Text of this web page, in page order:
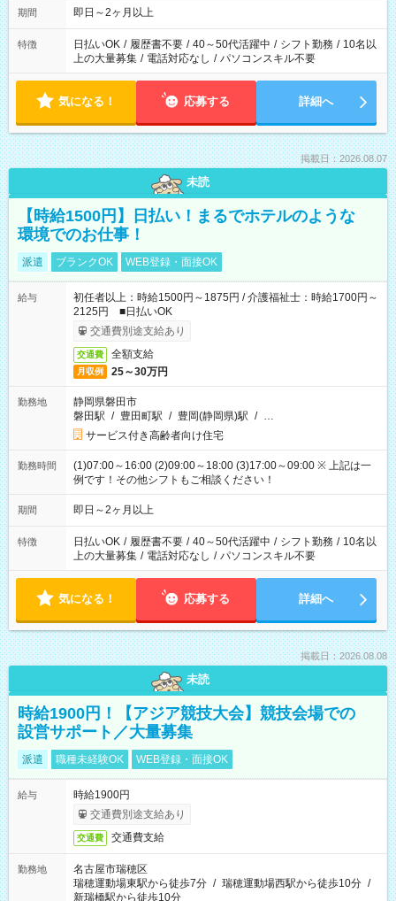
期間 即日～2ヶ月以上
特徴 日払いOK / 履歴書不要 / 40～50代活躍中 / シフト勤務 / 10名以
上の大量募集 / 電話対応なし / パソコンスキル不要
気になる！ 応募する 詳細へ
掲載日：2026.08.07
未読
【時給1500円】日払い！まるでホテルのような
環境でのお仕事！
派遣 ブランクOK WEB登録・面接OK
給与
初任者以上：時給1500円～1875円 / 介護福祉士：時給1700円～
2125円 ■日払いOK
交通費別途支給あり
交通費 全額支給
月収例 25～30万円
勤務地
静岡県磐田市
磐田駅 / 豊田町駅 / 豊岡(静岡県)駅 / …
サービス付き高齢者向け住宅
勤務時間
(1)07:00～16:00 (2)09:00～18:00 (3)17:00～09:00 ※ 上記は一
例です！その他シフトもご相談ください！
期間 即日～2ヶ月以上
特徴 日払いOK / 履歴書不要 / 40～50代活躍中 / シフト勤務 / 10名以
上の大量募集 / 電話対応なし / パソコンスキル不要
気になる！ 応募する 詳細へ
掲載日：2026.08.08
未読
時給1900円！【アジア競技大会】競技会場での
設営サポート／大量募集
派遣 職種未経験OK WEB登録・面接OK
給与
時給1900円
交通費別途支給あり
交通費 交通費支給
勤務地
名古屋市瑞穂区
瑞穂運動場東駅から徒歩7分 / 瑞穂運動場西駅から徒歩10分 /
新瑞橋駅から徒歩10分